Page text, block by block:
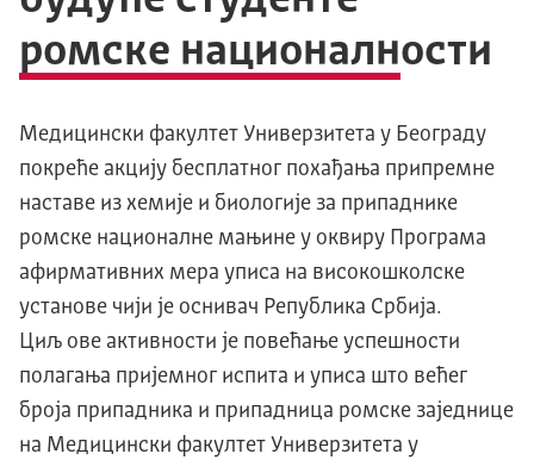
ромске националности
Медицински факултет Универзитета у Београду
покреће акцију бесплатног похађања припремне
наставе из хемије и биологије за припаднике
ромске националне мањине у оквиру Програма
афирмативних мера уписа на високошколске
установе чији је оснивач Република Србија.
Циљ ове активности је повећање успешности
полагања пријемног испита и уписа што већег
броја припадника и припадница ромске заједнице
на Медицински факултет Универзитета у